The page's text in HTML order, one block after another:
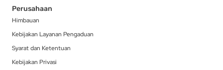
Perusahaan
Himbauan
Kebijakan Layanan Pengaduan
Syarat dan Ketentuan
Kebijakan Privasi